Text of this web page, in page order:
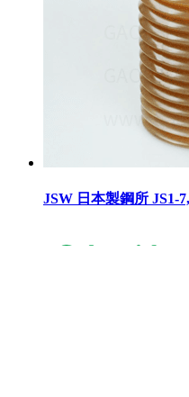
JSW 日本製鋼所 JS1-